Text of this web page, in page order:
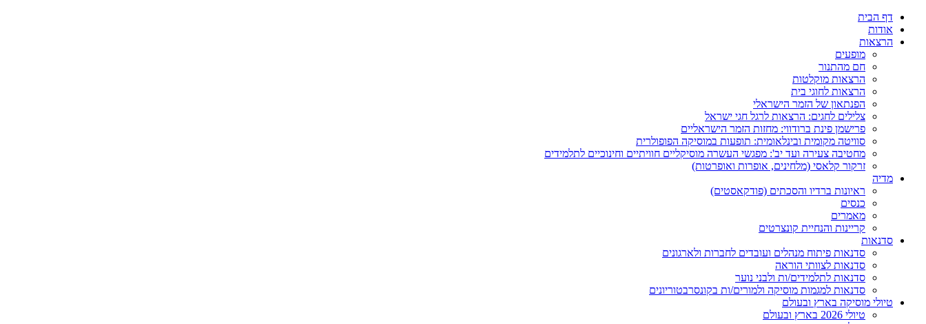
דף הבית
אודות
הרצאות
מופעים
חם מהתנור
הרצאות מוקלטות
הרצאות לחוגי בית
הפנתאון של הזמר הישראלי
צלילים לחגים: הרצאות לרגל חגי ישראל
פרישמן פינת ברודווי: מחזות הזמר הישראליים
סוויטה מקומית ובינלאומית: תופעות במוסיקה הפופולרית
מחטיבה צעירה ועד יב': מפגשי העשרה מוסיקליים חוויתיים וחינוכיים לתלמידים
זרקור קלאסי (מלחינים, אופרות ואופרטות)
מדיה
ראיונות ברדיו והסכתים (פודקאסטים)
כנסים
מאמרים
קריינות והנחיית קונצרטים
סדנאות
סדנאות פיתוח מנהלים ועובדים לחברות ולארגונים
סדנאות לצוותי הוראה
סדנאות לתלמידים/ות ולבני נוער
סדנאות למגמות מוסיקה ולמורים/ות בקונסרבטוריונים
טיולי מוסיקה בארץ ובעולם
טיולי 2026 בארץ ובעולם